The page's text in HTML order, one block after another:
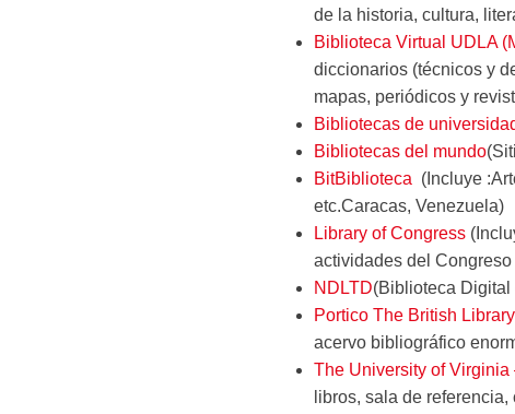
de la historia, cultura,
Biblioteca Virtual UDLA
diccionarios (técnicos y
mapas, periódicos y
Bibliotecas de
Bibliotecas del mundo
BitBiblioteca (Incluye
etc.Caracas, Venezuela)
Library of Congress
actividades del
NDLTD(Biblioteca Digital
Portico The British Library
acervo bibliográfico
The University of Virginia
libros, sala de